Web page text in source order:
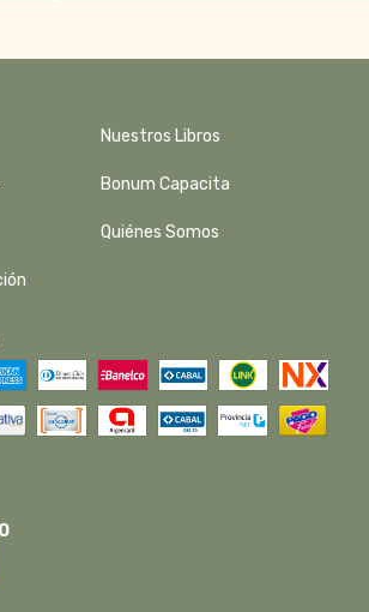
Nuestros Libros
Bonum Capacita
Quiénes Somos